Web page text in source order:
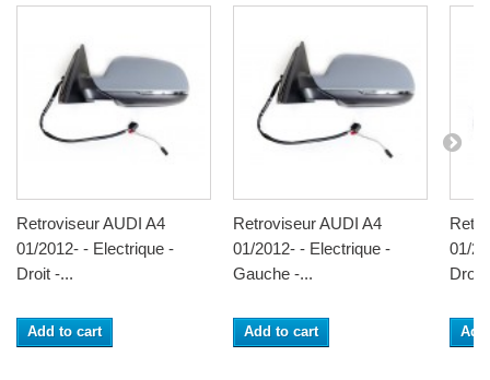
Retroviseur AUDI A4
01/2012- - Electrique -
Droit -...
Add to cart
Retroviseur AUDI A4
01/2012- - Electrique -
Gauche -...
Add to cart
01/
Droit